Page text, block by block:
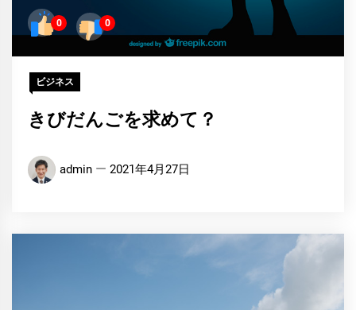
0 0
ビジネス
きびだんごを求めて？
admin 2021年4月27日